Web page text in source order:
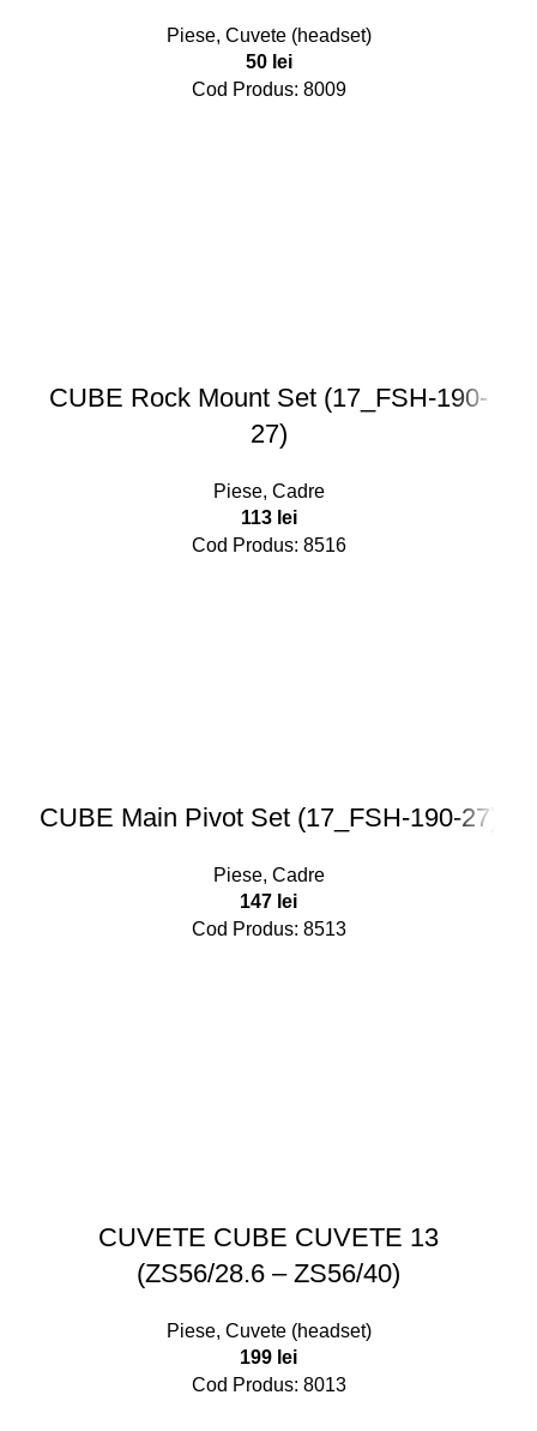
Piese, Cuvete (headset)
50 lei
Cod Produs: 8009
CUBE Rock Mount Set (17_FSH-190-
27)
Piese, Cadre
113 lei
Cod Produs: 8516
CUBE Main Pivot Set (17_FSH-190-27)
Piese, Cadre
147 lei
Cod Produs: 8513
CUVETE CUBE CUVETE 13
(ZS56/28.6 – ZS56/40)
Piese, Cuvete (headset)
199 lei
Cod Produs: 8013